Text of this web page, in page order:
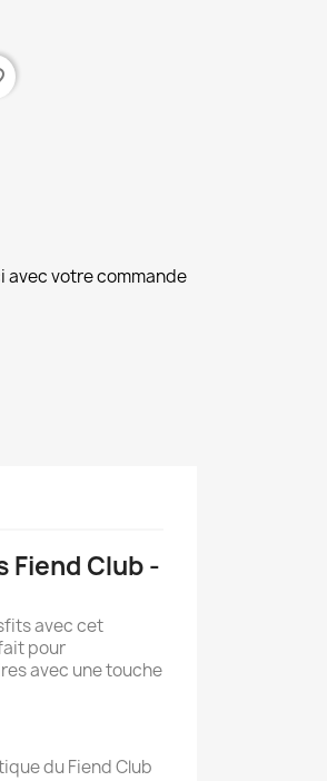
avec votre commande
Fiend Club -
avec cet
pour
avec une touche
du Fiend Club